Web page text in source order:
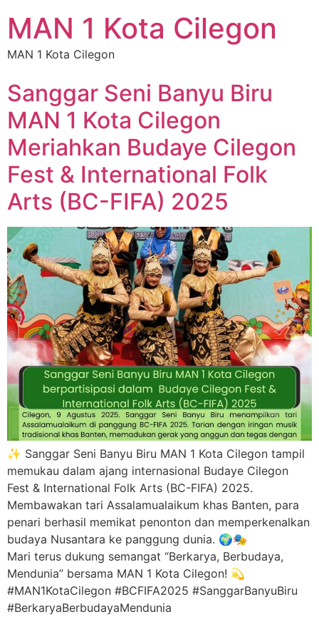
MAN 1 Kota Cilegon
MAN 1 Kota Cilegon
Sanggar Seni Banyu Biru
MAN 1 Kota Cilegon
Meriahkan Budaye Cilegon
Fest & International Folk
Arts (BC-FIFA) 2025
✨ Sanggar Seni Banyu Biru MAN 1 Kota Cilegon tampil
memukau dalam ajang internasional Budaye Cilegon
Fest & International Folk Arts (BC-FIFA) 2025.
Membawakan tari Assalamualaikum khas Banten, para
penari berhasil memikat penonton dan memperkenalkan
budaya Nusantara ke panggung dunia. 🌍🎭
Mari terus dukung semangat “Berkarya, Berbudaya,
Mendunia” bersama MAN 1 Kota Cilegon! 💫
#MAN1KotaCilegon #BCFIFA2025 #SanggarBanyuBiru
#BerkaryaBerbudayaMendunia